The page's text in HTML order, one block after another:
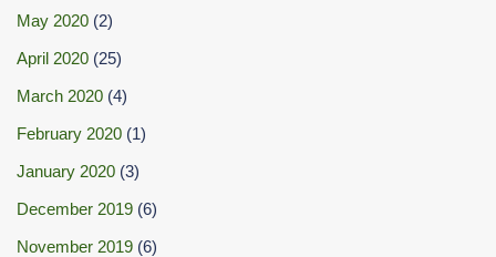
May 2020 (2)
April 2020 (25)
March 2020 (4)
February 2020 (1)
January 2020 (3)
December 2019 (6)
November 2019 (6)